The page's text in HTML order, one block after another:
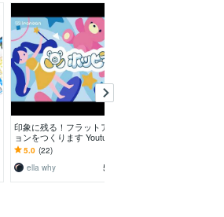
印象に残る！フラットアニメーシ
ョンをつくります Youtubeのオー
プニングやデジタル広告にぴった
りです
5.0 (22)
ella why
50,000